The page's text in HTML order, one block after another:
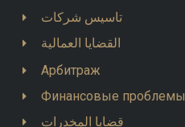
تاسيس شركات
القضايا العمالية
Арбитраж
Финансовые проблемы
قضايا المخدرات